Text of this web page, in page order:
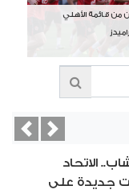
من قائمة الأهلي
الاتحاد
جديدة على
Next